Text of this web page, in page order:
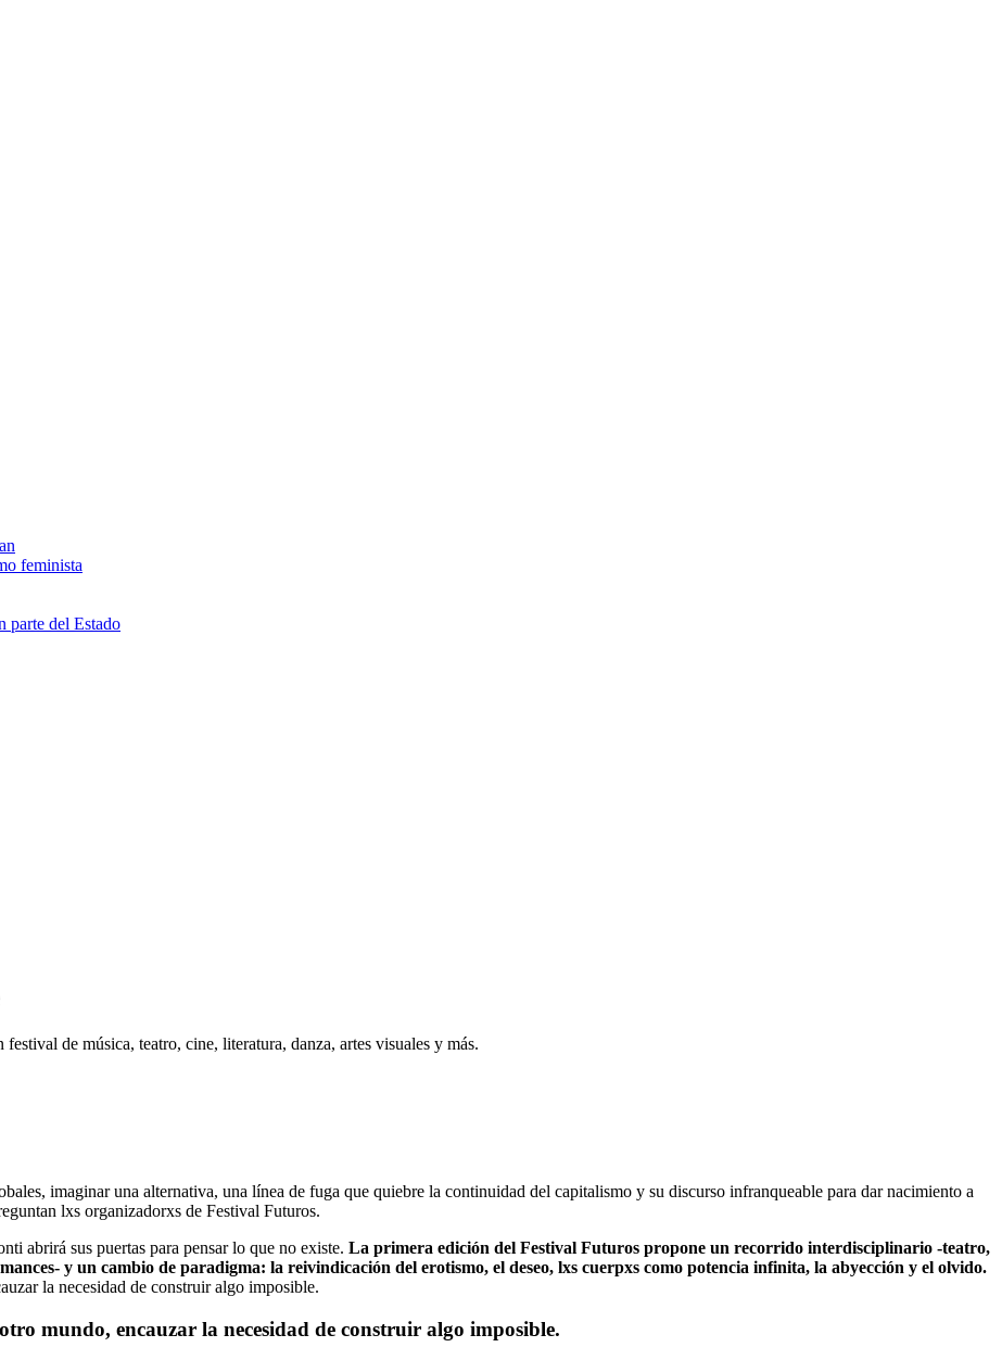
feminista
parte del Estado
de música, teatro, cine, literatura, danza, artes visuales y más.
imaginar una alternativa, una línea de fuga que quiebre la continuidad del capitalismo y su discurso infranqueable para dar nacimiento a
lxs organizadorxs de Festival Futuros.
abrirá sus puertas para pensar lo que no existe. La primera edición del Festival Futuros propone un recorrido interdisciplinario -teatro,
y un cambio de paradigma: la reivindicación del erotismo, el deseo, lxs cuerpxs como potencia infinita, la abyección y el olvido.
la necesidad de construir algo imposible.
mundo, encauzar la necesidad de construir algo imposible.